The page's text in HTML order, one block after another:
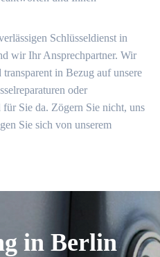
Schlüsseldienst in
wir Ihr Ansprechpartner. Wir
in Bezug auf unsere
oder
Sie da. Zögern Sie nicht, uns
Sie sich von unserem
in Berlin